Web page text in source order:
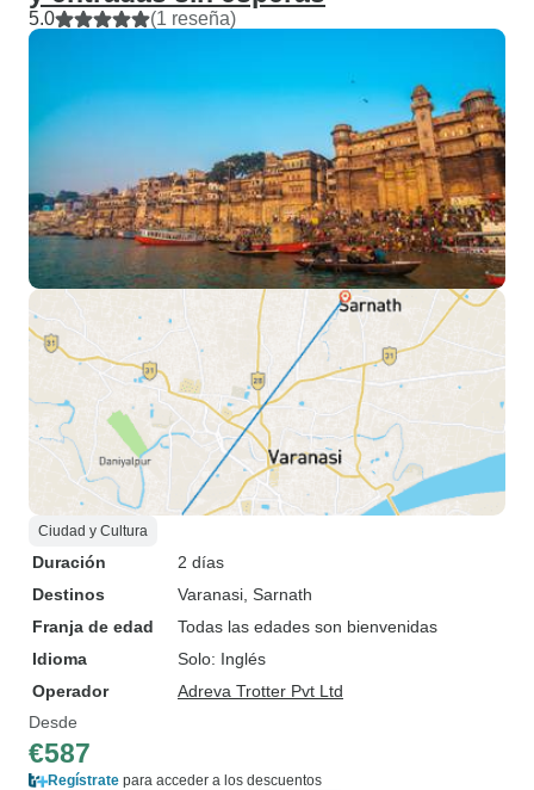
5.0 (1 reseña)
Ciudad y Cultura
Duración
2 días
Destinos
Varanasi , Sarnath
Franja de edad
Todas las edades son bienvenidas
Idioma
Solo: Inglés
Operador
Adreva Trotter Pvt Ltd
Desde
€587
Regístrate para acceder a los descuentos